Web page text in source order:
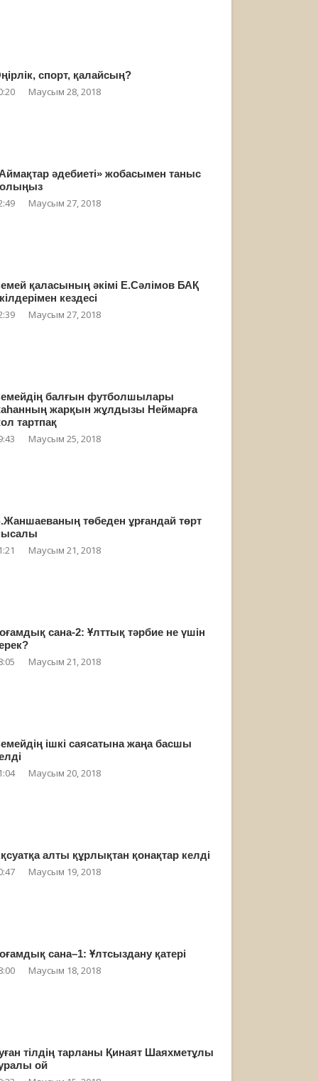
спорт, қалайсың?
Маусым 28, 2018
әдебиеті» жобасымен таныс
Маусым 27, 2018
қаласының әкімі Е.Сәлімов БАҚ
кездесі
Маусым 27, 2018
балғын футболшылары
жарқын жұлдызы Неймарға
тартпақ
Маусым 25, 2018
төбеден ұрғандай төрт
Маусым 21, 2018
сана-2: Ұлттық тәрбие не үшін
Маусым 21, 2018
ішкі саясатына жаңа басшы
Маусым 20, 2018
алты құрлықтан қонақтар келді
Маусым 19, 2018
сана–1: Ұлтсыздану қатері
Маусым 18, 2018
тілдің тарланы Қинаят Шаяхметұлы
ой